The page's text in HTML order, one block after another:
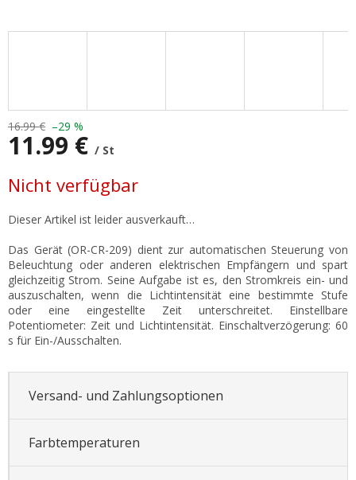
16.99 € –29 %
11.99 € / St
Nicht verfügbar
Dieser Artikel ist leider ausverkauft…
Das Gerät (OR-CR-209) dient zur automatischen Steuerung von
Beleuchtung oder anderen elektrischen Empfängern und spart
gleichzeitig Strom. Seine Aufgabe ist es, den Stromkreis ein- und
auszuschalten, wenn die Lichtintensität eine bestimmte Stufe
oder eine eingestellte Zeit unterschreitet. Einstellbare
Potentiometer: Zeit und Lichtintensität. Einschaltverzögerung: 60
s für Ein-/Ausschalten.
Versand- und Zahlungsoptionen
Farbtemperaturen